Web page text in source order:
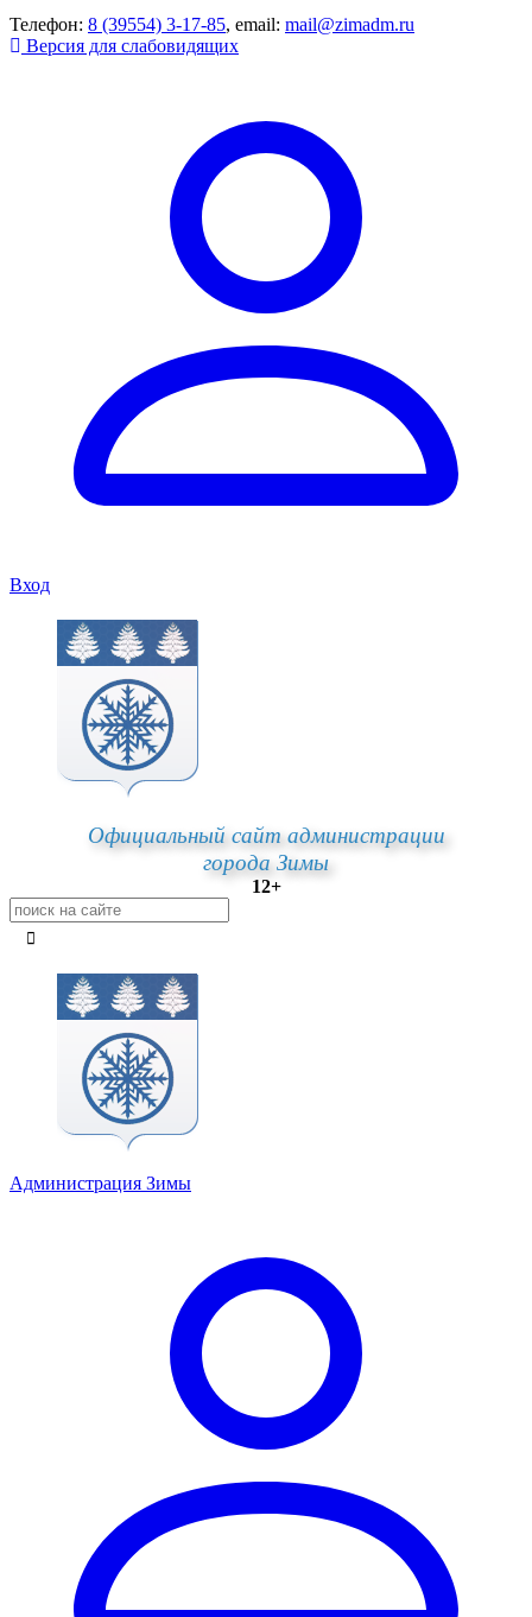
Телефон: 8 (39554) 3-17-85, email: mail@zimadm.ru
Версия для слабовидящих
Вход
Официальный сайт администрации
города Зимы
12+
Администрация Зимы